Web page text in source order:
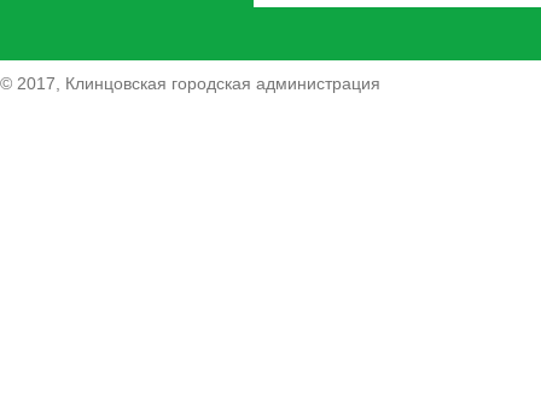
© 2017, Клинцовская городская администрация